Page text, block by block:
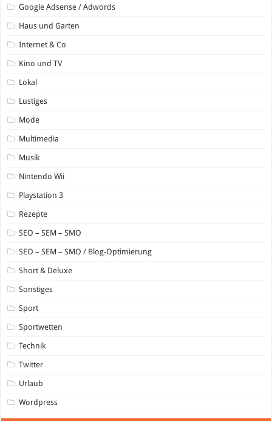
Google Adsense / Adwords
Haus und Garten
Internet & Co
Kino und TV
Lokal
Lustiges
Mode
Multimedia
Musik
Nintendo Wii
Playstation 3
Rezepte
SEO – SEM – SMO
SEO – SEM – SMO / Blog-Optimierung
Short & Deluxe
Sonstiges
Sport
Sportwetten
Technik
Twitter
Urlaub
Wordpress